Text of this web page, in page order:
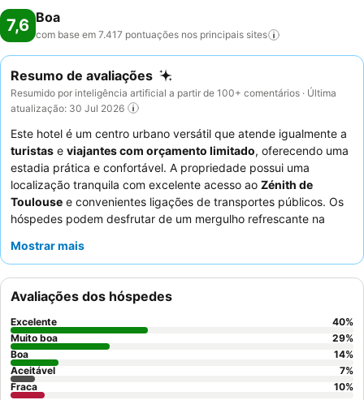
7,6 Boa
com base em 7.417 pontuações nos principais sites
Resumo de avaliações
Resumido por inteligência artificial a partir de 100+ comentários · Última
atualização: 30 Jul 2026
Este hotel é um centro urbano versátil que atende igualmente a
turistas e viajantes com orçamento limitado, oferecendo uma
estadia prática e confortável. A propriedade possui uma
localização tranquila com excelente acesso ao Zénith de
Toulouse e convenientes ligações de transportes públicos. Os
hóspedes podem desfrutar de um mergulho refrescante na
refeições self-service. Os funcionários recebem
e o pequeno-almoço oferece uma boa variedade para começar
o dia. Para uma experiência mais tranquila, considere solicitar
um quarto longe do lado do aeroporto.
Mostrar mais
Avaliações dos hóspedes
Excelente 40%
Muito boa
29%
Boa
14%
Aceitável
7%
Fraca
10%